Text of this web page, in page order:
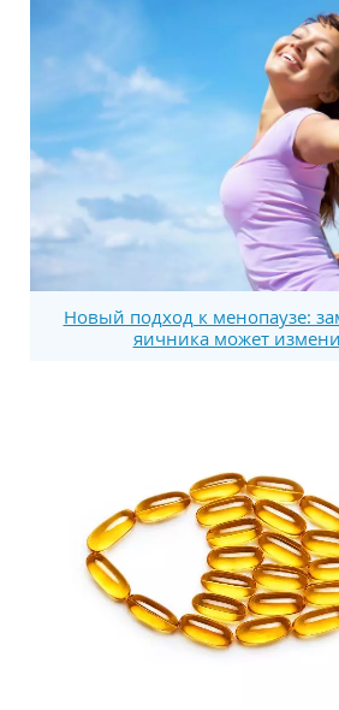
Новый подход к менопаузе:
яичника может